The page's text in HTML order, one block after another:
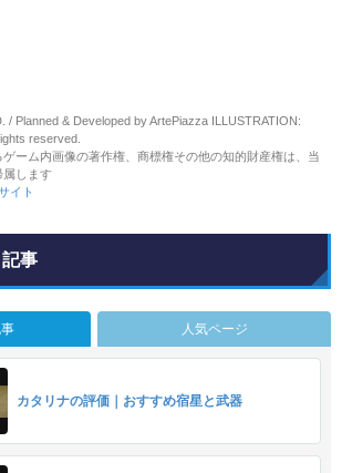
/ Planned & Developed by ArtePiazza ILLUSTRATION:
reserved.
ーム内画像の著作権、商標権その他の知的財産権は、当
します
イト
事
人気ページ
カタリナの評価｜おすすめ宿星と武器